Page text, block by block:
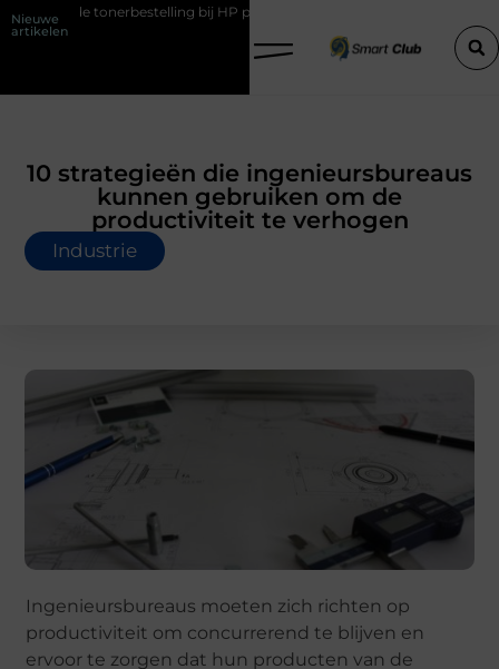
Nieuwe
artikelen
tonerbestelling bij HP printers Onzichtbare sokken met maximaal
10 strategieën die ingenieursbureaus
kunnen gebruiken om de
productiviteit te verhogen
Industrie
Ingenieursbureaus moeten zich richten op
productiviteit om concurrerend te blijven en
ervoor te zorgen dat hun producten van de